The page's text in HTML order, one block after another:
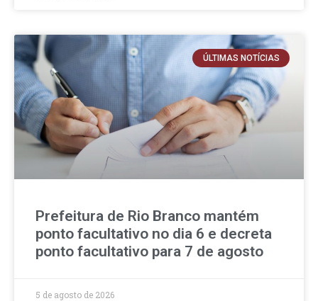
ÚLTIMAS NOTÍCIAS
Prefeitura de Rio Branco mantém
ponto facultativo no dia 6 e decreta
ponto facultativo para 7 de agosto
5 de agosto de 2026